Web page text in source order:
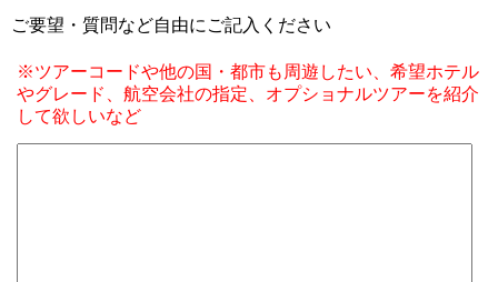
ご要望・質問など自由にご記入ください
※ツアーコードや他の国・都市も周遊したい、希望ホテル
やグレード、航空会社の指定、オプショナルツアーを紹介
して欲しいなど